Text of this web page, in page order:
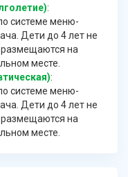
:
системе меню-
Дети до 4 лет не
на
месте.
:
системе меню-
Дети до 4 лет не
на
месте.